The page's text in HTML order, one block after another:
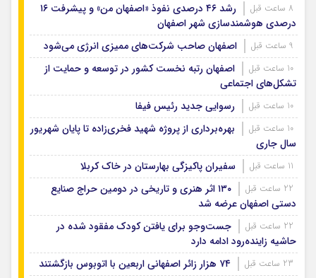
رشد ۴۶ درصدی نفوذ «اصفهان من» و پیشرفت ۱۶
درصدی هوشمندسازی شهر اصفهان
اصفهان صاحب شرکت‌های ممیزی انرژی می‌شود
اصفهان رتبه نخست کشور در توسعه و حمایت از
تشکل‌های اجتماعی
رسوایی جدید رئیس فیفا
بهره‌برداری از پروژه شهید فخری‌زاده تا پایان شهریور
سال جاری
سفیران پاکیزگی بهارستان در خاک کربلا
۱۳۰ اثر هنری و تاریخی در دومین حراج صنایع
دستی اصفهان عرضه شد
جست‌وجو برای یافتن کودک مفقود شده در
حاشیه زاینده‌رود ادامه دارد
۷۴ هزار زائر اصفهانی اربعین با اتوبوس بازگشتند